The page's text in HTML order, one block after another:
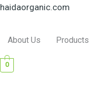
Skip
content
haidaorganic.com
About Us Products
0